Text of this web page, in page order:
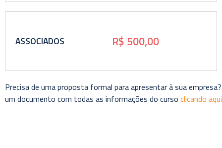
ASSOCIADOS R$ 500,00
Precisa de uma proposta formal para apresentar à sua
um documento com todas as informações do curso clicando